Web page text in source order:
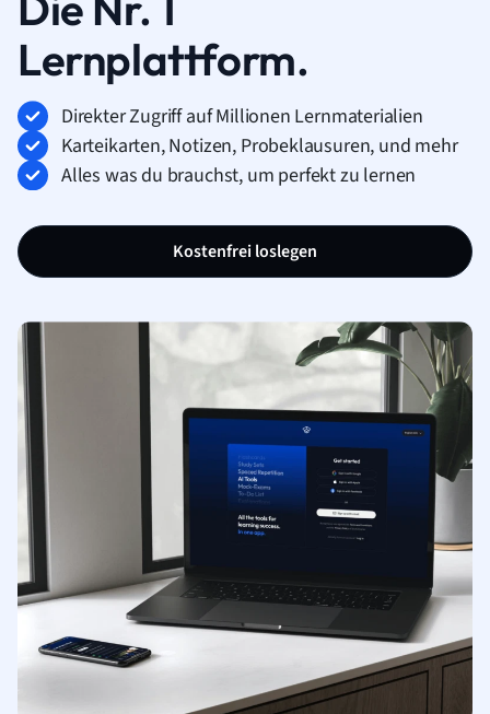
Lernplattform.
Direkter Zugriff auf Millionen Lernmaterialien
Karteikarten, Notizen, Probeklausuren, und mehr
Alles was du brauchst, um perfekt zu lernen
Kostenfrei loslegen